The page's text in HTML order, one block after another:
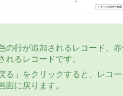
の行が追加されるレコード、赤
れるレコードです。
戻る」をクリックすると、レコ
面に戻ります。